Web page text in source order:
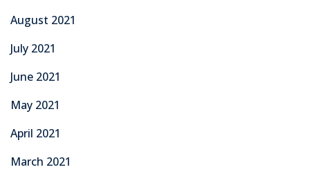
August 2021
July 2021
June 2021
May 2021
April 2021
March 2021